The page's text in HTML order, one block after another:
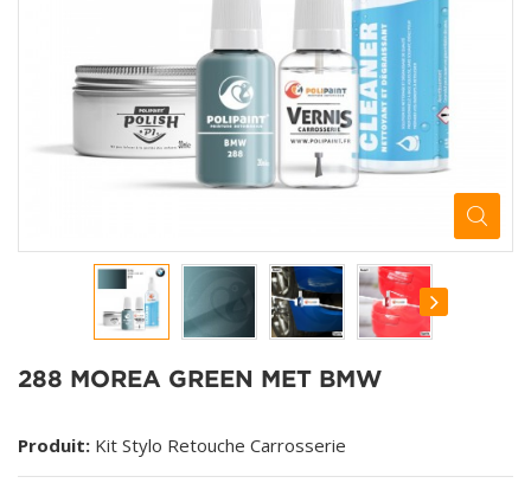
288 MOREA GREEN MET BMW
Produit: Kit Stylo Retouche Carrosserie